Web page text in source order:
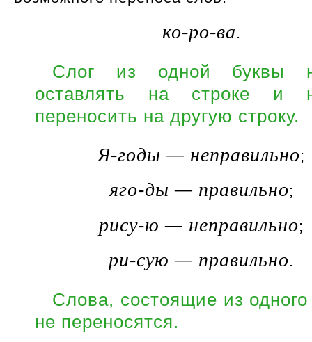
ко-ро-ва.
Слог из одной буквы
оставлять на строке и
переносить на другую строку.
Я-годы — неправильно;
яго-ды — правильно;
рису-ю — неправильно;
ри-сую — правильно.
Слова, состоящие из одного
не переносятся.